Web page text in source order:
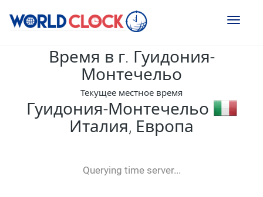
Toggle
Время в г. Гуидония-
Монтечельо
Текущее местное время
Гуидония-Монтечельо
Италия, Европа
Querying time server...
-- ---- ----